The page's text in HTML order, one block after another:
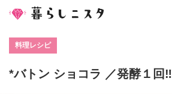
料理レシピ
*バトン ショコラ ／発酵１回‼️